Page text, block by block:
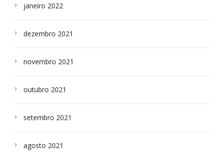
janeiro 2022
dezembro 2021
novembro 2021
outubro 2021
setembro 2021
agosto 2021